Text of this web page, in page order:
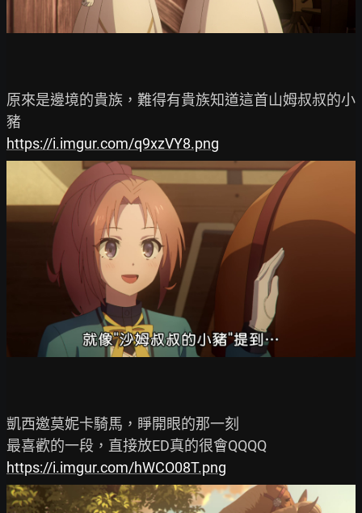
原來是邊境的貴族，難得有貴族知道這首山姆叔叔的小
https://i.imgur.com/q9xzVY8.png
凱西邀莫妮卡騎馬，睜開眼的那一刻
https://i.imgur.com/hWCO08T.png